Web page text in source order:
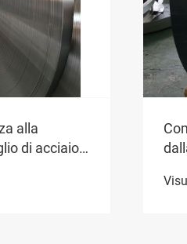
alla
di acciaio